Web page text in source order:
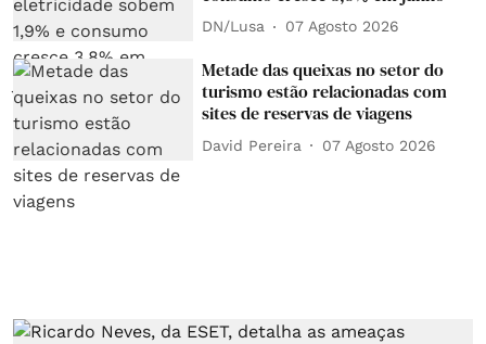
DN/Lusa 07 Agosto 2026
Metade das queixas no setor do
turismo estão relacionadas com
sites de reservas de viagens
David Pereira 07 Agosto 2026